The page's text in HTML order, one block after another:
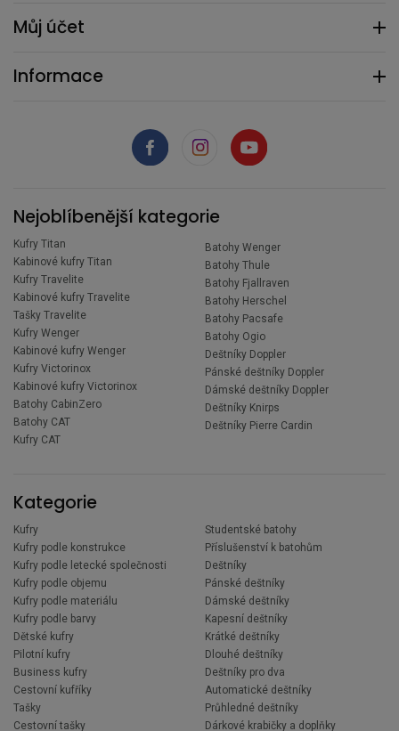
Můj účet
Informace
Nejoblíbenější kategorie
Kufry Titan
Kabinové kufry Titan
Kufry Travelite
Kabinové kufry Travelite
Tašky Travelite
Kufry Wenger
Kabinové kufry Wenger
Kufry Victorinox
Kabinové kufry Victorinox
Batohy CabinZero
Batohy CAT
Kufry CAT
Batohy Wenger
Batohy Thule
Batohy Fjallraven
Batohy Herschel
Batohy Pacsafe
Batohy Ogio
Deštníky Doppler
Pánské deštníky Doppler
Dámské deštníky Doppler
Deštníky Knirps
Deštníky Pierre Cardin
Kategorie
Kufry
Kufry podle konstrukce
Kufry podle letecké společnosti
Kufry podle objemu
Kufry podle materiálu
Kufry podle barvy
Dětské kufry
Pilotní kufry
Business kufry
Cestovní kufříky
Tašky
Cestovní tašky
Studentské batohy
Příslušenství k batohům
Deštníky
Pánské deštníky
Dámské deštníky
Kapesní deštníky
Krátké deštníky
Dlouhé deštníky
Deštníky pro dva
Automatické deštníky
Průhledné deštníky
Dárkové krabičky a doplňky